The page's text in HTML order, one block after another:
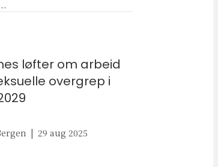
løfter om arbeid
overgrep i
| 29 aug 2025